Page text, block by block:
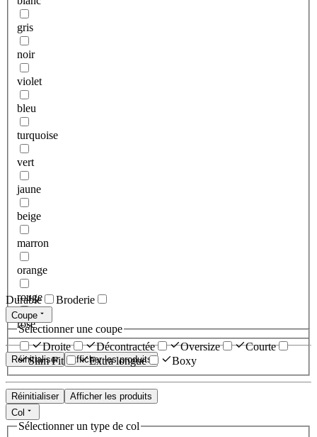
gris
noir
violet
bleu
turquoise
vert
jaune
beige
marron
orange
rouge
rose
Réinitialiser Afficher les produits
Durable Broderie
Coupe
Sélectionner une coupe
Droite
Décontractée Oversize
Courte
Slim Fit
Extra longue Boxy
Réinitialiser
Afficher les produits
Col
Sélectionner un type de col